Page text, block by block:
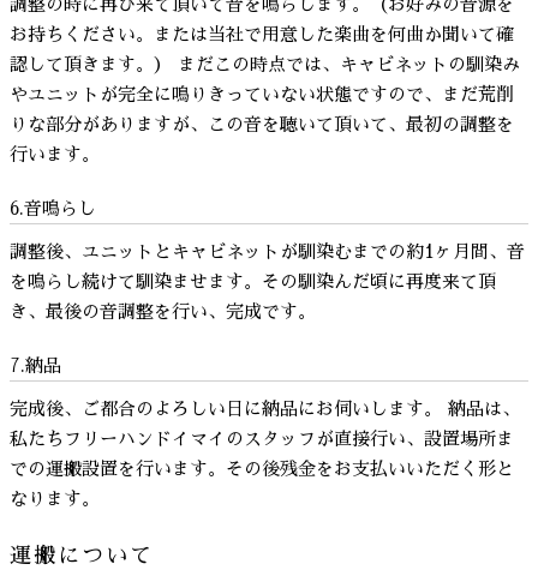
調整の時に再び来て頂いて音を鳴らします。（お好みの音源を
お持ちください。または当社で用意した楽曲を何曲か聞いて確
認して頂きます。） まだこの時点では、キャビネットの馴染み
やユニットが完全に鳴りきっていない状態ですので、まだ荒削
りな部分がありますが、この音を聴いて頂いて、最初の調整を
行います。
6.音鳴らし
調整後、ユニットとキャビネットが馴染むまでの約1ヶ月間、音
を鳴らし続けて馴染ませます。その馴染んだ頃に再度来て頂
き、最後の音調整を行い、完成です。
7.納品
完成後、ご都合のよろしい日に納品にお伺いします。 納品は、
私たちフリーハンドイマイのスタッフが直接行い、設置場所ま
での運搬設置を行います。その後残金をお支払いいただく形と
なります。
運搬について